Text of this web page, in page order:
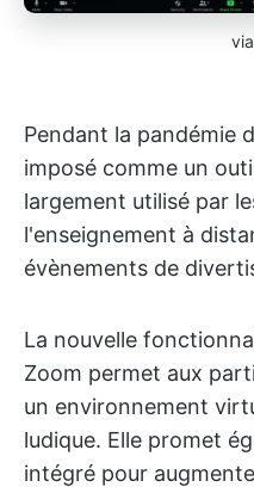
via
Pendant la pandémie
imposé comme un
largement utilisé par
l'enseignement à
évènements de
La nouvelle
Zoom permet aux
un environnement
ludique. Elle promet
intégré pour